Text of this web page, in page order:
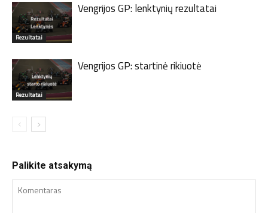
Rezultatai
Vengrijos GP: lenktynių rezultatai
Rezultatai
Vengrijos GP: startinė rikiuotė
Palikite atsakymą